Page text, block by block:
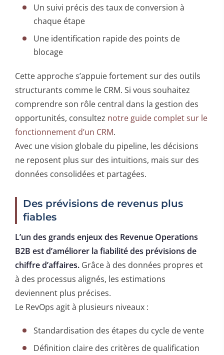
Un suivi précis des taux de conversion à
chaque étape
Une identification rapide des points de
blocage
Cette approche s’appuie fortement sur des outils
structurants comme le CRM. Si vous souhaitez
comprendre son rôle central dans la gestion des
opportunités, consultez notre guide complet sur le
fonctionnement d’un CRM.
Avec une vision globale du pipeline, les décisions
ne reposent plus sur des intuitions, mais sur des
données consolidées et partagées.
Des prévisions de revenus plus
fiables
L’un des grands enjeux des Revenue Operations
B2B est d’améliorer la fiabilité des prévisions de
chiffre d’affaires. Grâce à des données propres et
à des processus alignés, les estimations
deviennent plus précises.
Le RevOps agit à plusieurs niveaux :
Standardisation des étapes du cycle de vente
Définition claire des critères de qualification